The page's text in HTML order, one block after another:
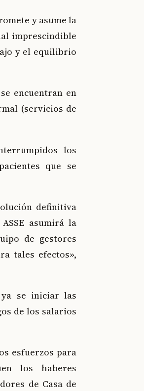
y asume la
imprescindible
y el equilibrio
encuentran en
(servicios de
los
que se
definitiva
asumirá la
de gestores
tales efectos»,
se iniciar las
de los salarios
esfuerzos para
los haberes
de Casa de